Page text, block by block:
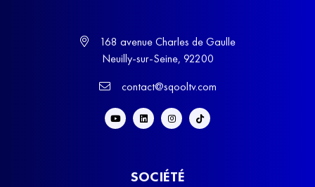
168 avenue Charles de Gaulle
Neuilly-sur-Seine, 92200
contact@sqooltv.com
SOCIÉTÉ